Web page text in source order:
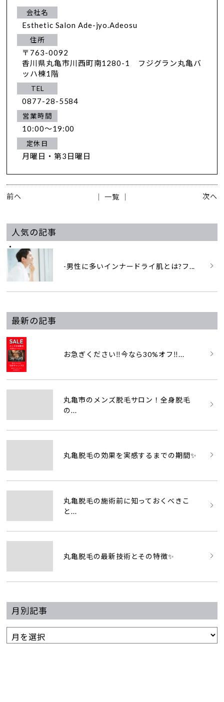
会社名
Esthetic Salon Ade-jyo.Adeosu
住所
〒763-0092
香川県丸亀市川西町南1280-1 フジグラン丸亀バ
ッハ棟1階
TEL
0877-28-5584
営業時間
10:00～19:00
定休日
月曜日・第3日曜日
前へ 次へ
│ 一覧 │
人気の記事
-男性に多いインナードライ肌とは?フ...
最新の記事
お急ぎください‼️今なら30%オフ‼...
丸亀市のメンズ脱毛サロン！全身脱毛
の...
丸亀脱毛の効果を実感するまでの期間✨
丸亀脱毛の施術前に知っておくべきこ
と...
丸亀脱毛の最新技術とその特徴✨
月別記事